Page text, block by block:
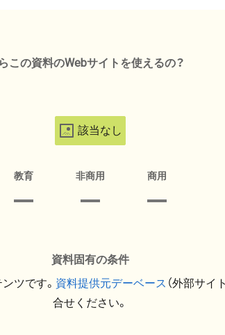
この資料のWebサイトを使えるの？
該当なし
教育 非商用 商用
資料固有の条件
ツです。 資料提供元デーベース （外部サイ
合せください。